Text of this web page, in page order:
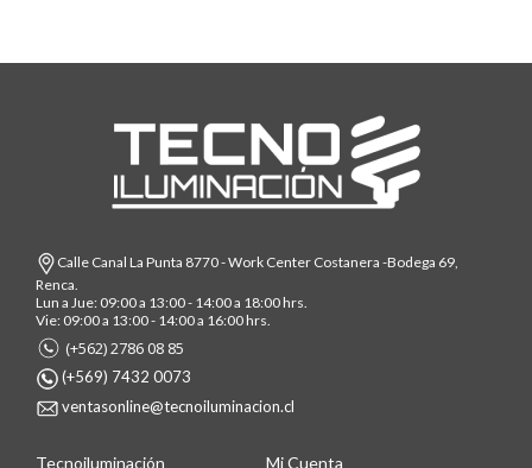
Calle Canal La Punta 8770 - Work Center Costanera -Bodega 69,
Renca.
Lun a Jue: 09:00 a 13:00 - 14:00 a 18:00 hrs.
Vie: 09:00 a 13:00 - 14:00 a 16:00 hrs.
(+562) 2786 08 85
(+569) 7432 0073
ventasonline@tecnoiluminacion.cl
Tecnoiluminación Mi Cuenta